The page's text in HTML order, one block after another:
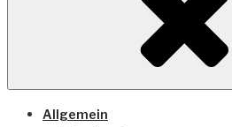
Allgemein